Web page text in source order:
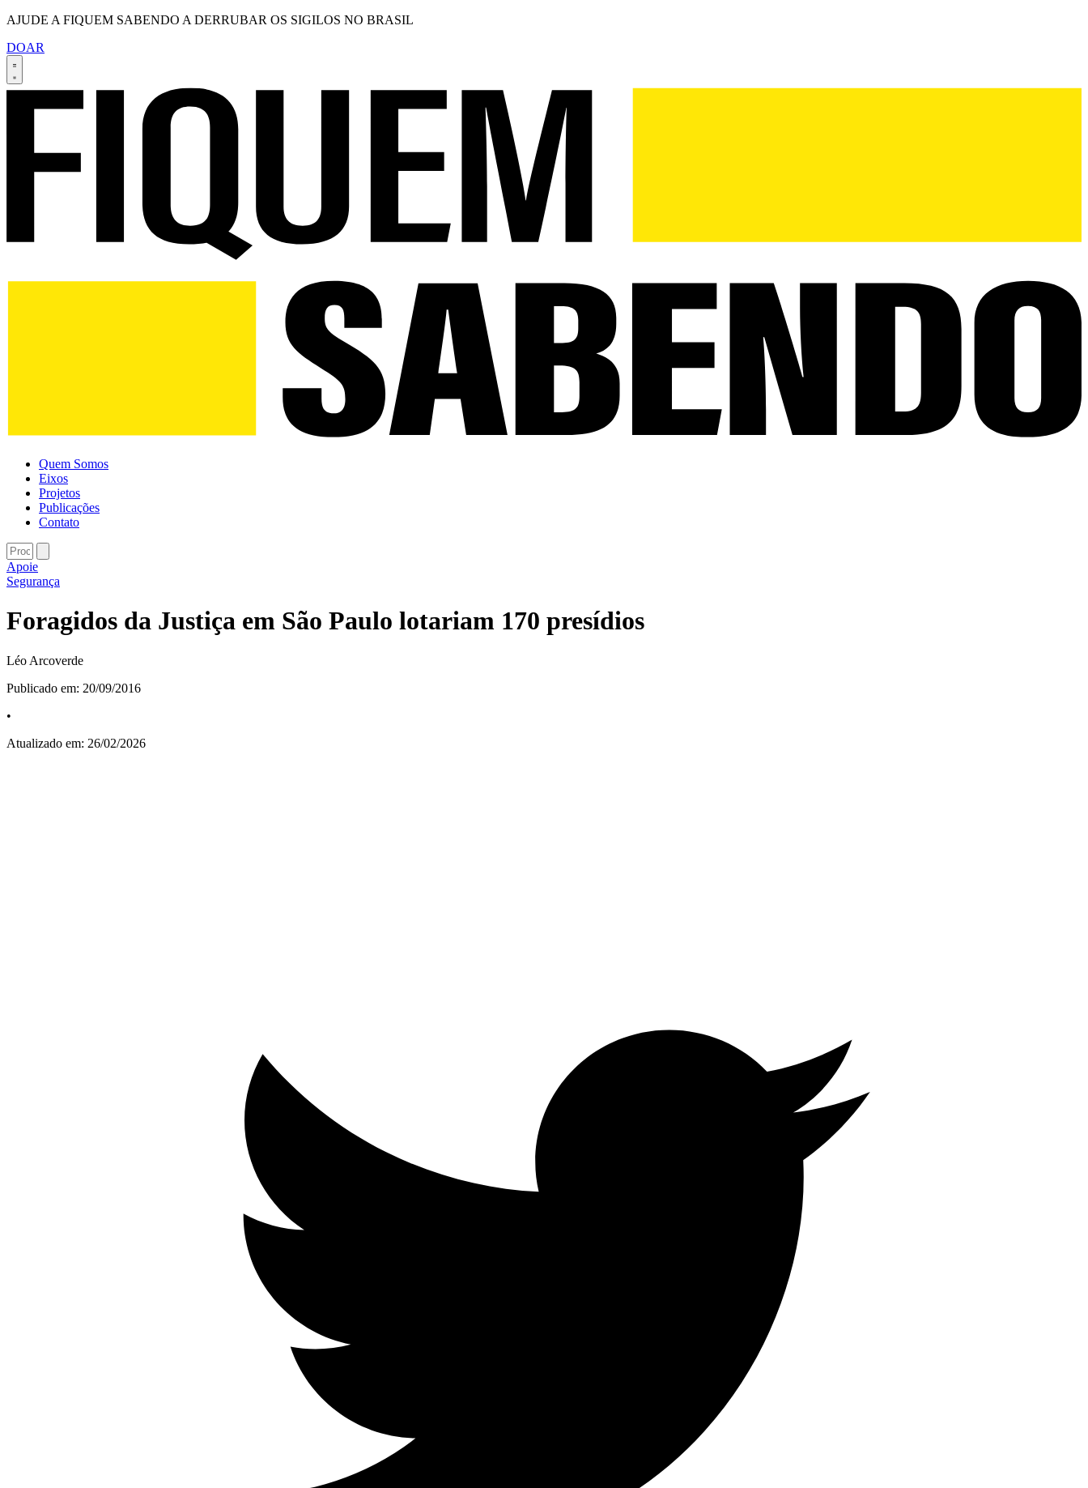
AJUDE A FIQUEM SABENDO A DERRUBAR OS SIGILOS NO BRASIL
DOAR
Quem Somos
Eixos
Projetos
Publicações
Contato
Apoie
Segurança
Foragidos da Justiça em São Paulo lotariam 170 presídios
Léo Arcoverde
Publicado em: 20/09/2016
•
Atualizado em: 26/02/2026